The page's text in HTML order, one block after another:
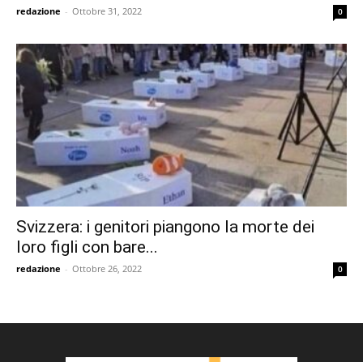
redazione - Ottobre 31, 2022 0
Svizzera: i genitori piangono la morte dei
loro figli con bare...
redazione - Ottobre 26, 2022 0